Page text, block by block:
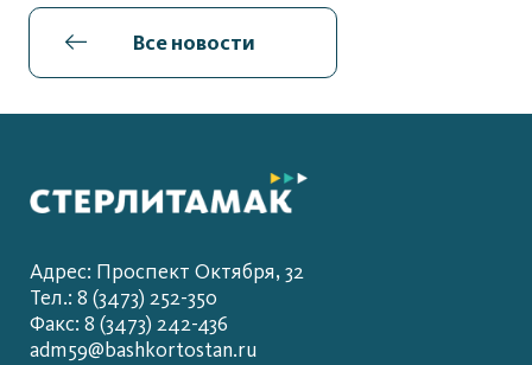
Все новости
Адрес: Проспект Октября, 32
Тел.: 8 (3473) 252-350
Факс: 8 (3473) 242-436
adm59@bashkortostan.ru